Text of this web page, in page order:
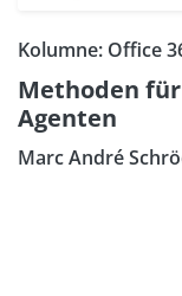
Kolumne: Office
Methoden
Agenten
Marc André